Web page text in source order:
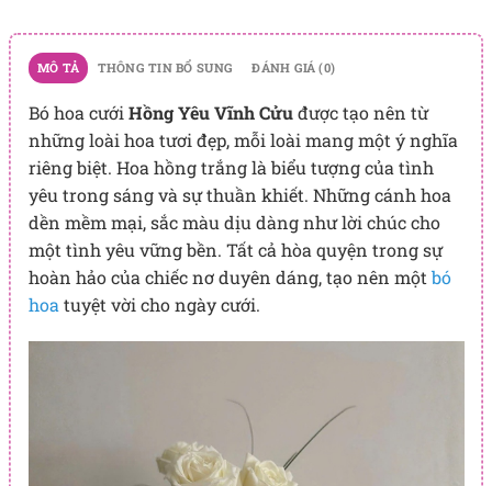
MÔ TẢ THÔNG TIN BỔ SUNG ĐÁNH GIÁ (0)
Bó hoa cưới Hồng Yêu Vĩnh Cửuđược tạo nên từ
những loài hoa tươi đẹp, mỗi loài mang một ý nghĩa
riêng biệt. Hoa hồng trắng là biểu tượng của tình
yêu trong sáng và sự thuần khiết. Những cánh hoa
dền mềm mại, sắc màu dịu dàng như lời chúc cho
một tình yêu vững bền. Tất cả hòa quyện trong sự
hoàn hảo của chiếc nơ duyên dáng, tạo nên một bó
hoa tuyệt vời cho ngày cưới.